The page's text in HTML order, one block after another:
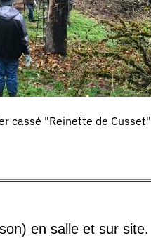
cassé "Reinette de Cusset"
en salle et sur site.